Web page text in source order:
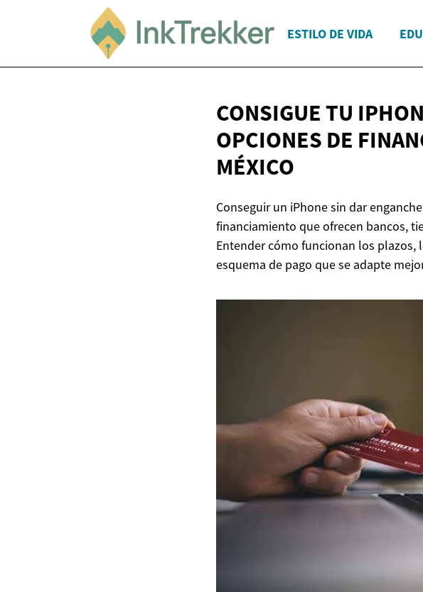
ESTILO DE VIDA
CONSIGUE TU
OPCIONES DE
MÉXICO
Conseguir un iPhone sin dar
financiamiento que ofrecen bancos,
Entender cómo funcionan los plazos,
esquema de pago que se adapte